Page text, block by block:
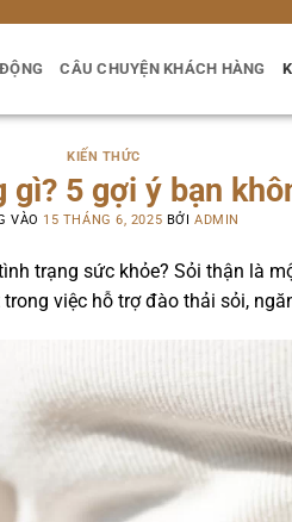
CÂU CHUYỆN KHÁCH HÀNG
KIẾN THỨC
gì? 5 gợi ý bạn
VÀO 15 THÁNG 6, 2025 BỞI ADMIN
trạng sức khỏe? Sỏi thận là
việc hỗ trợ đào thải sỏi,